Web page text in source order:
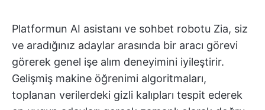
Platformun AI asistanı ve sohbet robotu Zia, siz
ve aradığınız adaylar arasında bir aracı görevi
görerek genel işe alım deneyimini iyileştirir.
Gelişmiş makine öğrenimi algoritmaları,
toplanan verilerdeki gizli kalıpları tespit ederek